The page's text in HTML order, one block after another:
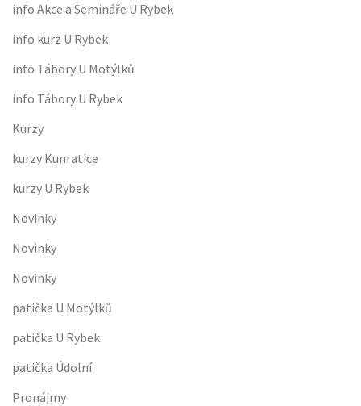
info Akce a Semináře U Rybek
info kurz U Rybek
info Tábory U Motýlků
info Tábory U Rybek
Kurzy
kurzy Kunratice
kurzy U Rybek
Novinky
Novinky
Novinky
patička U Motýlků
patička U Rybek
patička Údolní
Pronájmy